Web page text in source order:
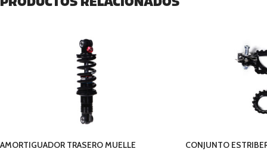
AMORTIGUADOR TRASERO MUELLE CONJUNTO